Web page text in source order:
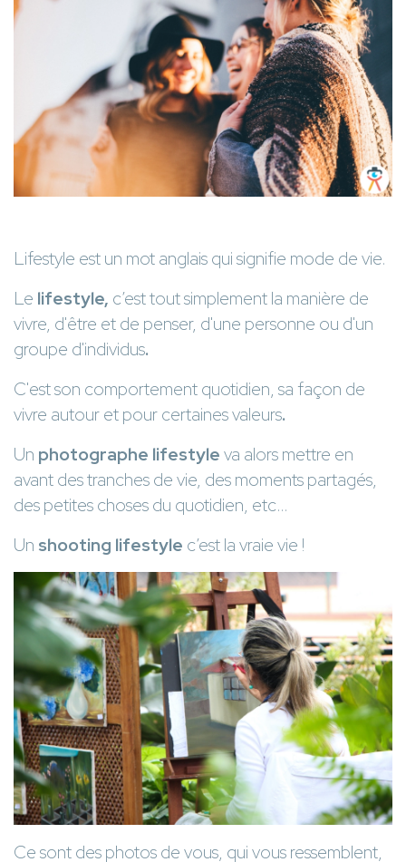
Lifestyle est un mot anglais qui signifie mode de vie.
Le lifestyle, c’est tout simplement la manière de
vivre, d'être et de penser, d'une personne ou d'un
groupe d'individus.
C'est son comportement quotidien, sa façon de
vivre autour et pour certaines valeurs.
Un photographe lifestyleva alors mettre en
avant des tranches de vie, des moments partagés,
des petites choses du quotidien, etc…
Un shooting lifestyle c’est la vraie vie !
Ce sont des photos de vous, qui vous ressemblent,